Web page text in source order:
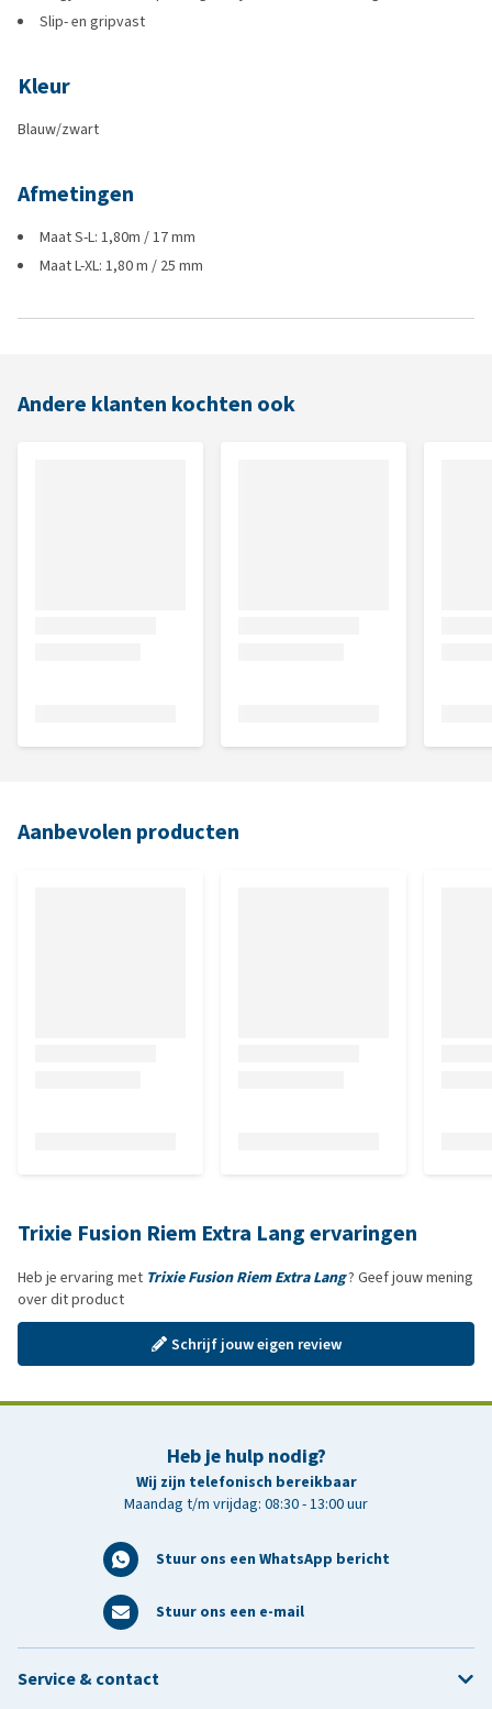
Slip- en gripvast
Kleur
Blauw/zwart
Afmetingen
Maat S-L: 1,80m / 17 mm
Maat L-XL: 1,80 m / 25 mm
Andere klanten kochten ook
Aanbevolen producten
Trixie Fusion Riem Extra Lang ervaringen
Heb je ervaring met Trixie Fusion Riem Extra Lang? Geef jouw mening
over dit product
Schrijf jouw eigen review
Heb je hulp nodig?
Wij zijn telefonisch bereikbaar
Maandag t/m vrijdag: 08:30 - 13:00 uur
Stuur ons een WhatsApp bericht
Stuur ons een e-mail
Service & contact